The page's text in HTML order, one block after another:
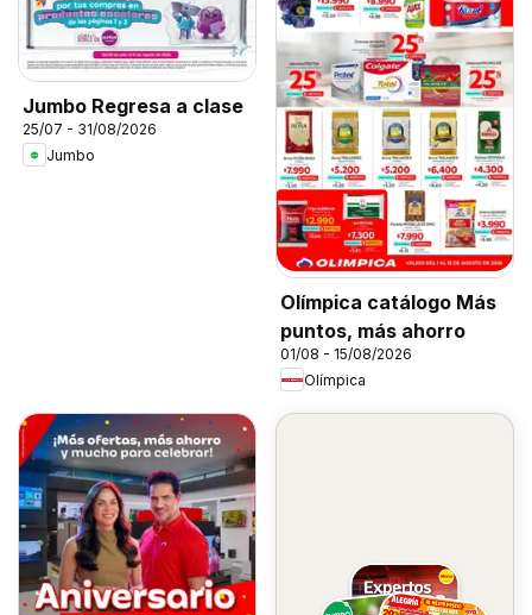
Jumbo Regresa a clase
25/07 - 31/08/2026
Jumbo
Olímpica catálogo Más
puntos, más ahorro
01/08 - 15/08/2026
Olímpica